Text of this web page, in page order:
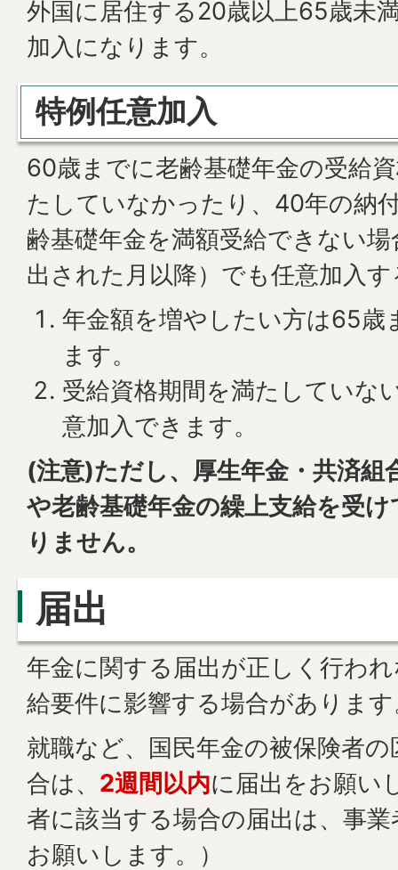
外国に居住する20歳以上65歳未
加入になります。
特例任意加入
60歳までに老齢基礎年金の受給
たしていなかったり、40年の納
齢基礎年金を満額受給できない
出された月以降）でも任意加入
年金額を増やしたい方は65歳
ます。
受給資格期間を満たしていな
意加入できます。
(注意)ただし、厚生年金・共済組
や老齢基礎年金の繰上支給を受
りません。
届出
年金に関する届出が正しく行わ
給要件に影響する場合がありま
就職など、国民年金の被保険者
合は、 2週間以内に届出をお願い
者に該当する場合の届出は、事
お願いします。）